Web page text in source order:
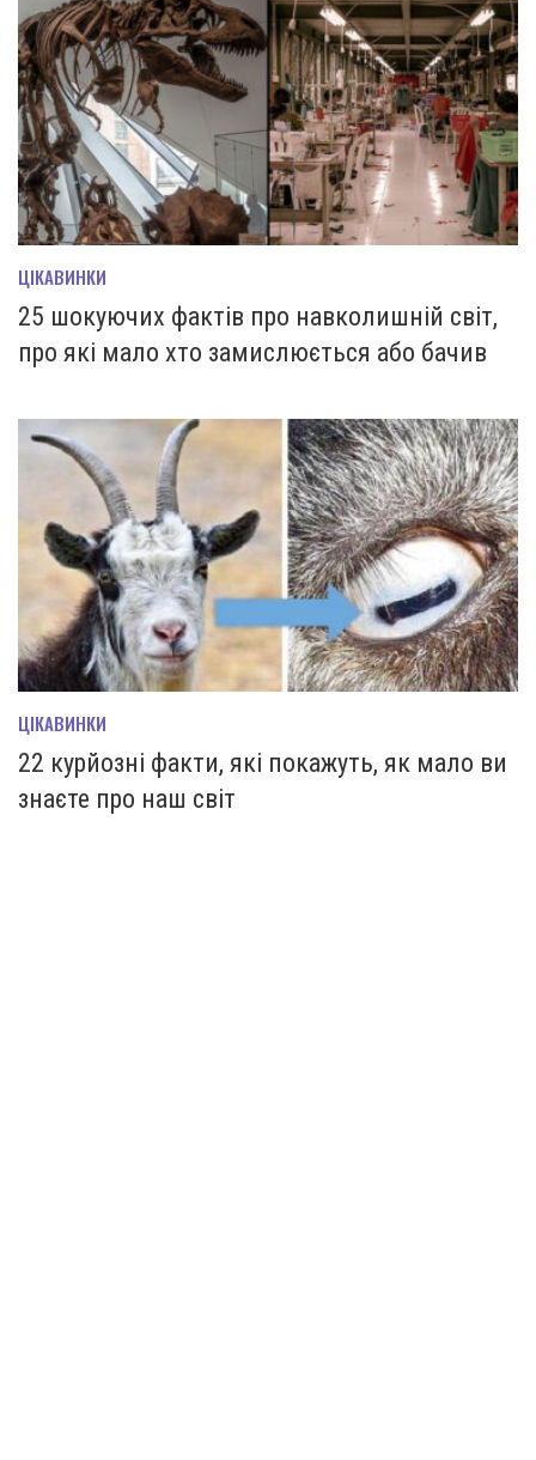
ЦІКАВИНКИ
25 шокуючих фактів про навколишній світ,
про які мало хто замислюється або бачив
ЦІКАВИНКИ
22 курйозні факти, які покажуть, як мало ви
знаєте про наш світ